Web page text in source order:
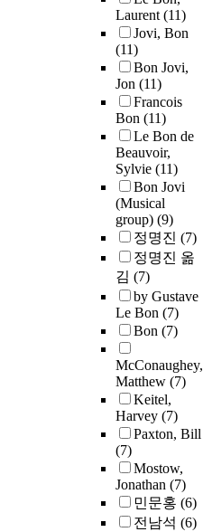
Laurent(11)
Jovi, Bon
(11)
Bon Jovi,
Jon (11)
Francois
Bon (11)
Le Bon de
Beauvoir,
Sylvie (11)
Bon Jovi
(Musical
group) (9)
정명진 (7)
정명진 옮
김 (7)
by Gustave
Le Bon (7)
Bon (7)
McConaughey,
Matthew (7)
Keitel,
Harvey (7)
Paxton, Bill
(7)
Mostow,
Jonathan (7)
민문홍 (6)
전남석 (6)